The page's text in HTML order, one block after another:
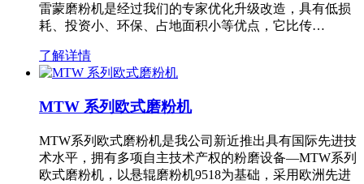
雷蒙磨粉机是经过我们的专家优化升级改造，具有低损
耗、投资小、环保、占地面积小等优点，它比传…
了解详情
MTW 系列欧式磨粉机
MTW系列欧式磨粉机是我公司新近推出具有国际先进技
术水平，拥有多项自主技术产权的粉磨设备—MTW系列
欧式磨粉机，以悬辊磨粉机9518为基础，采用欧洲先进